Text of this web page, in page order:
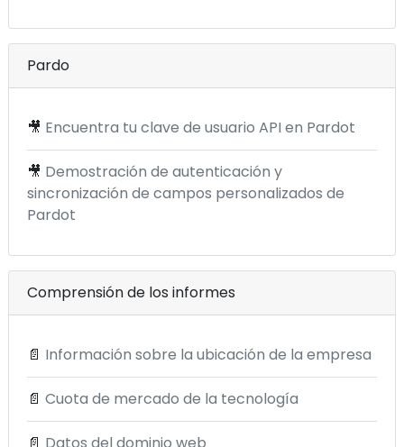
Pardo
🎥 Encuentra tu clave de usuario API en Pardot
🎥 Demostración de autenticación y
sincronización de campos personalizados de
Pardot
Comprensión de los informes
📄 Información sobre la ubicación de la empresa
📄 Cuota de mercado de la tecnología